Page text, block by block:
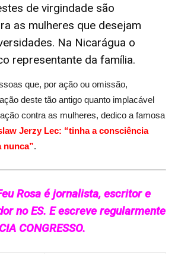
de virgindade são
as mulheres que desejam
Na Nicarágua o
representante da família.
que, por ação ou omissão,
deste tão antigo quanto implacável
contra as mulheres, dedico a famosa
Jerzy Lec: “tinha a consciência
nunca”.
Rosa é jornalista, escritor e
no ES. E escreve regularmente
CONGRESSO.